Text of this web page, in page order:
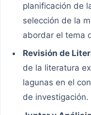
planificación de
selección de la
abordar el tema
Revisión de
de la literatura
lagunas en el
de investigación.